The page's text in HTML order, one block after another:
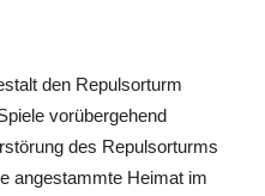
den Repulsorturm
vorübergehend
des Repulsorturms
angestammte Heimat im